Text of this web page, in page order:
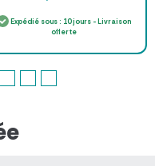
Expédié sous : 10 jours - Livraison
offerte